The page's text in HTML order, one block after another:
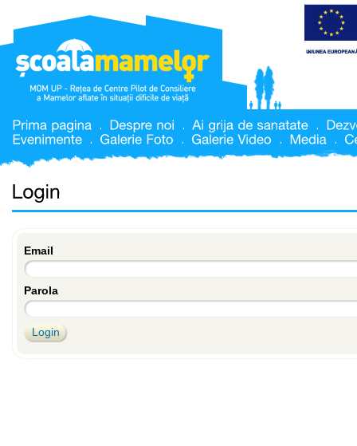
Email
Parola